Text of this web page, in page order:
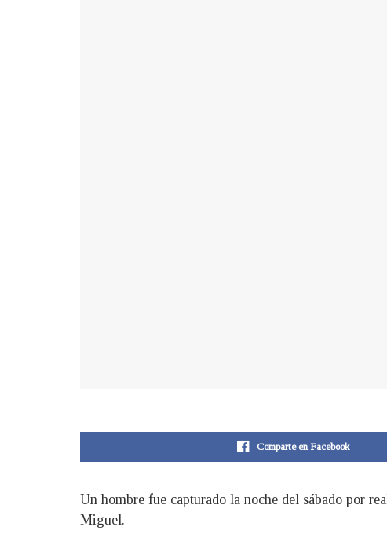
Comparte en Facebook
Un hombre fue capturado la noche del sábado por
Miguel.